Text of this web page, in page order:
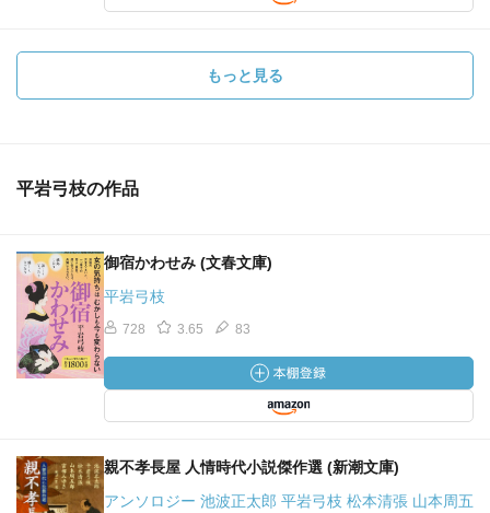
もっと見る
平岩弓枝の作品
御宿かわせみ (文春文庫)
平岩弓枝
728 3.65 83
親不孝長屋 人情時代小説傑作選 (新潮文庫)
アンソロジー 池波正太郎 平岩弓枝 松本清張 山本周五